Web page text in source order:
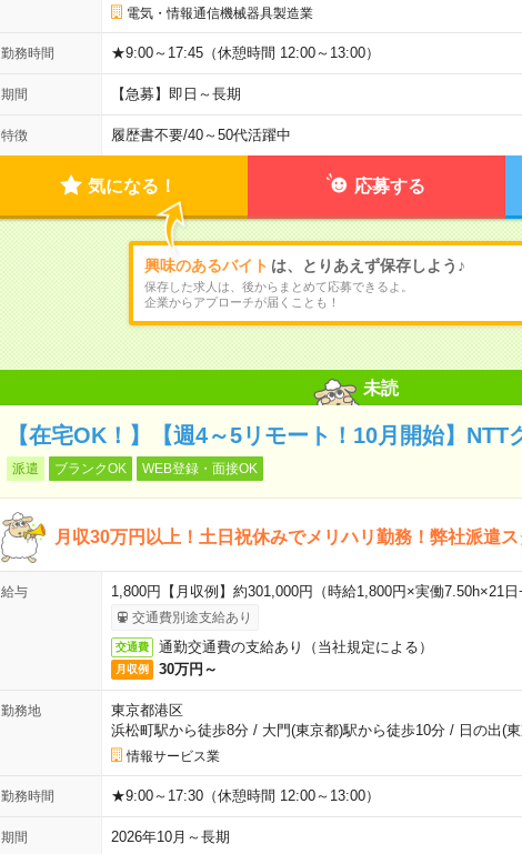
電気・情報通信機械器具製造業
勤務時間 ★9:00～17:45（休憩時間 12:00～13:00）
期間 【急募】即日～長期
特徴 履歴書不要/40～50代活躍中
気になる！ 応募する
興味のあるバイト は、とりあえず保存しよう♪
保存した求人は、後からまとめて応募できるよ。
企業からアプローチが届くことも！
未読
【在宅OK！】【週4～5リモート！10月開始】NTT
派遣 ブランクOK WEB登録・面接OK
月収30万円以上！土日祝休みでメリハリ勤務！弊社派遣ス
給与 1,800円【月収例】約301,000円（時給1,800円×実働7.50h×21
交通費別途支給あり
交通費 通勤交通費の支給あり（当社規定による）
月収例 30万円～
勤務地
東京都港区
浜松町駅から徒歩8分/ 大門(東京都)駅から徒歩10分/ 日の出(
情報サービス業
勤務時間 ★9:00～17:30（休憩時間 12:00～13:00）
期間 2026年10月～長期